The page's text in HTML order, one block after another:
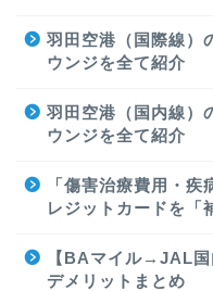
羽田空港（国際線）
ウンジを全て紹介
羽田空港（国内線）
ウンジを全て紹介
「傷害治療費用・
レジットカードを「
【BAマイル→JAL国
デメリットまとめ